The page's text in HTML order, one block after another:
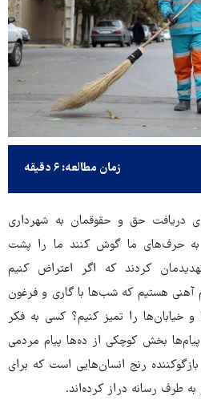
زمان مطالعه: ۶ دقیقه
دریافت حق و حقوقمان به شهرداری
به حرف‌های ما گوش کنند ما را پشت
کردند که اگر اعتراض کنیم
آهنی هستیم که شب‌ها با گاری و فرغون
و خیابان‌ها را تمیز کنیم؟ کسی به فکر
بخش کوچکی از ده‌ها پیام مردمی
رنج انسان‌هایی است که برای
طرف رسانه دراز کرده‌اند.